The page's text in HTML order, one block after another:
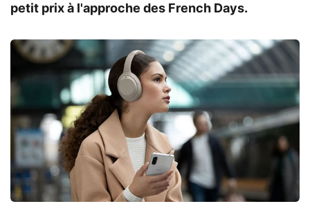
petit prix à l'approche des French Days.